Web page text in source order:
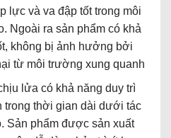
lực và va đập tốt trong môi
Ngoài ra sản phẩm có khả
không bị ảnh hưởng bởi
từ môi trường xung quanh
lửa có khả năng duy trì
trong thời gian dài dưới tác
Sản phẩm được sản xuất